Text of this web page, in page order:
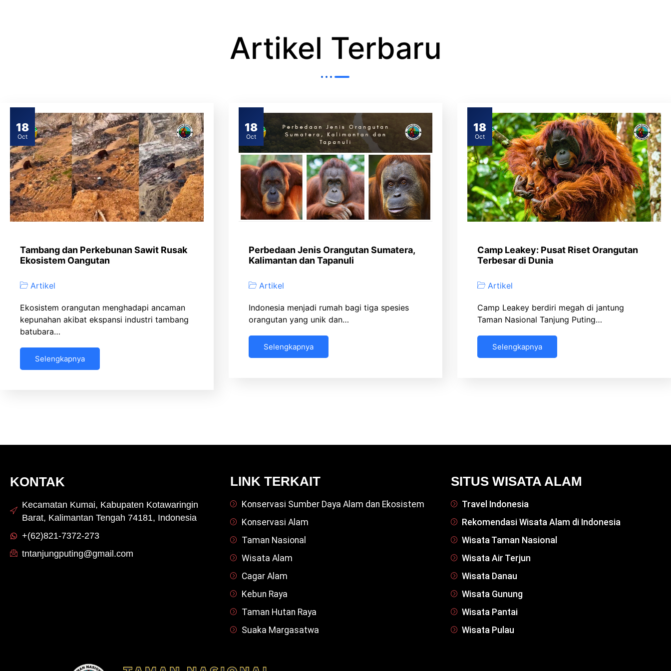
Artikel Terbaru
18
Oct
Tambang dan Perkebunan Sawit Rusak
Ekosistem Oangutan
Artikel
Ekosistem orangutan menghadapi ancaman
kepunahan akibat ekspansi industri tambang
batubara…
Selengkapnya
18
Oct
Perbedaan Jenis Orangutan Sumatera,
Kalimantan dan Tapanuli
Artikel
Indonesia menjadi rumah bagi tiga spesies
orangutan yang unik dan…
Selengkapnya
18
Oct
Camp Leakey: Pusat Riset Orangutan
Terbesar di Dunia
Artikel
Camp Leakey berdiri megah di jantung
Taman Nasional Tanjung Puting…
Selengkapnya
KONTAK
Kecamatan Kumai, Kabupaten Kotawaringin
Barat, Kalimantan Tengah 74181, Indonesia
+(62)821-7372-273
tntanjungputing@gmail.com
LINK TERKAIT
Konservasi Sumber Daya Alam dan Ekosistem
Konservasi Alam
Taman Nasional
Wisata Alam
Cagar Alam
Kebun Raya
Taman Hutan Raya
Suaka Margasatwa
SITUS WISATA ALAM
Travel Indonesia
Rekomendasi Wisata Alam di Indonesia
Wisata Taman Nasional
Wisata Air Terjun
Wisata Danau
Wisata Gunung
Wisata Pantai
Wisata Pulau